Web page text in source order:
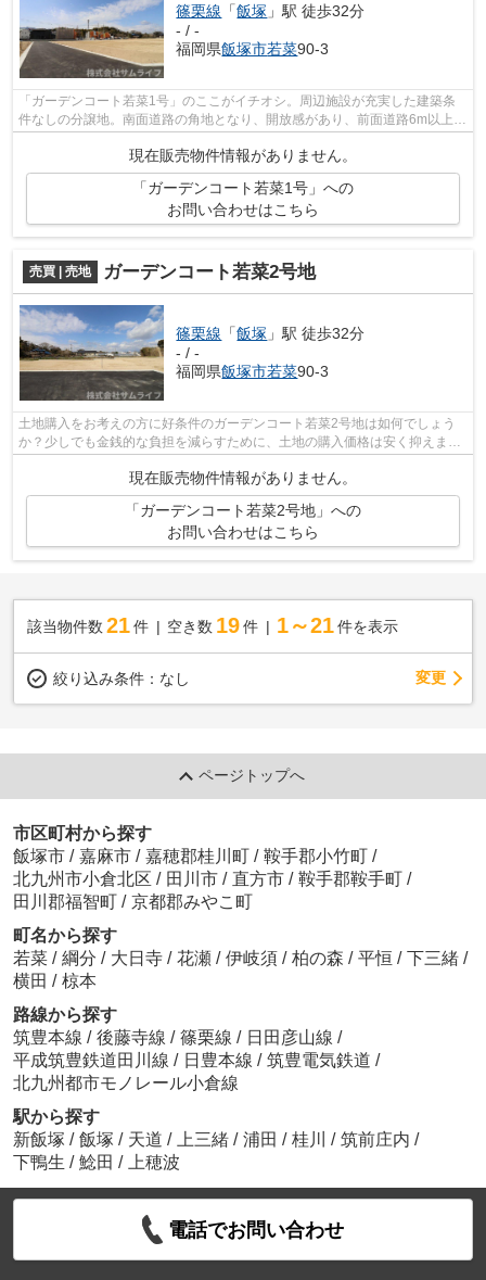
篠栗線 「飯塚 」駅 徒歩32分
- / -
福岡県飯塚市若菜90-3
「ガーデンコート若菜1号」のここがイチオシ。周辺施設が充実した建築条
件なしの分譲地。南面道路の角地となり、開放感があり、前面道路6m以上で
す。サムライフが飯塚市エリアの土地探...
現在販売物件情報がありません。
「ガーデンコート若菜1号」への
お問い合わせはこちら
売買 | 売地 ガーデンコート若菜2号地
篠栗線 「飯塚 」駅 徒歩32分
- / -
福岡県飯塚市若菜90-3
土地購入をお考えの方に好条件のガーデンコート若菜2号地は如何でしょう
か？少しでも金銭的な負担を減らすために、土地の購入価格は安く抑えまし
現在販売物件情報がありません。
「ガーデンコート若菜2号地」への
お問い合わせはこちら
該当物件数 21件 空き数 19 件 1～21 件を表示
絞り込み条件： なし 変更
ページトップへ
市区町村から探す
飯塚市 / 嘉麻市 / 嘉穂郡桂川町 / 鞍手郡小竹町 /
北九州市小倉北区 / 田川市 / 直方市 / 鞍手郡鞍手町 /
田川郡福智町 / 京都郡みやこ町
町名から探す
若菜 / 綱分 / 大日寺 / 花瀬 / 伊岐須 / 柏の森 / 平恒 / 下三緒 /
横田 / 椋本
路線から探す
筑豊本線 / 後藤寺線 / 篠栗線 / 日田彦山線 /
平成筑豊鉄道田川線 / 日豊本線 / 筑豊電気鉄道 /
北九州都市モノレール小倉線
駅から探す
新飯塚 / 飯塚 / 天道 / 上三緒 / 浦田 / 桂川 / 筑前庄内 /
下鴨生 / 鯰田 / 上穂波
電話でお問い合わせ